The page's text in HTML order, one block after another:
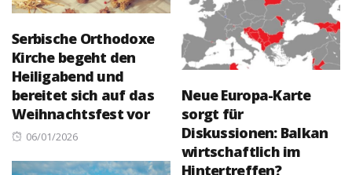
Serbische Orthodoxe
Kirche begeht den
Heiligabend und
bereitet sich auf das
Weihnachtsfest vor
Posted
06/01/2026
Neue Europa-Karte
sorgt für
Diskussionen: Balkan
wirtschaftlich im
Hintertreffen?